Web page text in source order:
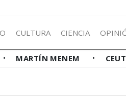
CULTURA CIENCIA
MARTÍN MENEM